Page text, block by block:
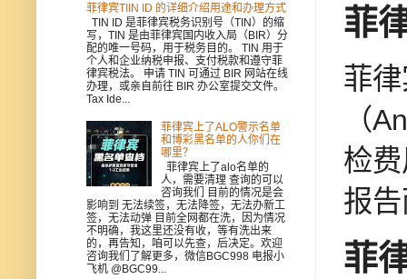
菲
菲
（
检
报
菲
菲律宾TIIN ID 的详细介绍用途和办理方式
TIN ID 是菲律宾税务识别号（TIN）的缩
写，TIN 是由菲律宾国内收入局（BIR）分
配的唯一号码，用于税务目的。 TIN 用于
个人和企业纳税申报、支付税款和遵守菲
律宾税法。 申请 TIN 可通过 BIR 网站在线
办理，或亲自前往 BIR 办公室提交文件。
Tax Ide...
菲律宾上了ALO警示名单
和博彩黑名单的人你们在
哪里？
菲律宾上了alo名单的
人，需要清理 查询的可以
咨询我们 目前的情况是会
影响到 无法续签，无法降签，无法办新工
签，无法动弹 目前全网都在洗，因为情况
不明确，我这里还没有收，等有洗出来
的，再告知，咱可以先查，后决定。欢迎
咨询我们了解更多，微信BGC998 电报小
飞机 @BGC99...